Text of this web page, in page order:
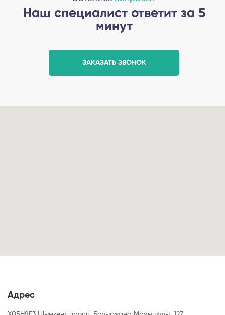
Наш специалист ответит за 5
минут
ЗАКАЗАТЬ ЗВОНОК
Адрес